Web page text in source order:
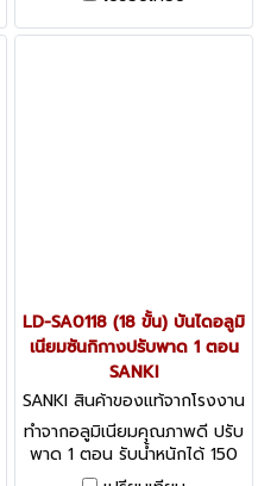
LD-SA0118 (18 ขั้น) บันไดอลูมิ
เนียมซันกิกางปรับพาด 1 ตอน
SANKI
SANKI สินค้าของแท้จากโรงงาน
ผู้ผลิต LD-SA0118
ทำจากอลูมิเนียมคุณภาพดี ปรับ
พาด 1 ตอน รับน้ำหนักได้ 150
กก.